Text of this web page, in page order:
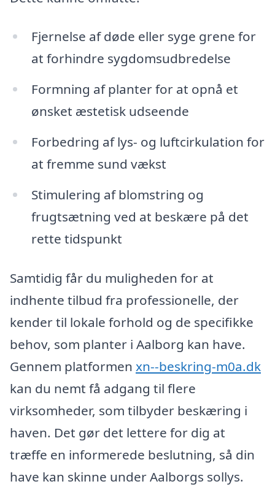
Fjernelse af døde eller syge grene for
at forhindre sygdomsudbredelse
Formning af planter for at opnå et
ønsket æstetisk udseende
Forbedring af lys- og luftcirkulation for
at fremme sund vækst
Stimulering af blomstring og
frugtsætning ved at beskære på det
rette tidspunkt
Samtidig får du muligheden for at
indhente tilbud fra professionelle, der
kender til lokale forhold og de specifikke
behov, som planter i Aalborg kan have.
Gennem platformen xn--beskring-m0a.dk
kan du nemt få adgang til flere
virksomheder, som tilbyder beskæring i
haven. Det gør det lettere for dig at
træffe en informerede beslutning, så din
have kan skinne under Aalborgs sollys.